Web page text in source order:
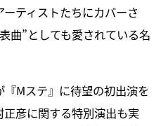
ティストたちにカバーさ
曲”としても愛されている名
Mステ』に待望の初出演を
彦に関する特別演出も実